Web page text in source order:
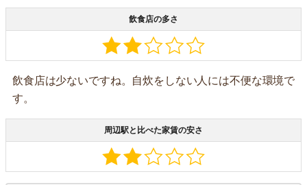
飲食店の多さ
飲食店は少ないですね。自炊をしない人には不便な環境で
す。
周辺駅と比べた家賃の安さ